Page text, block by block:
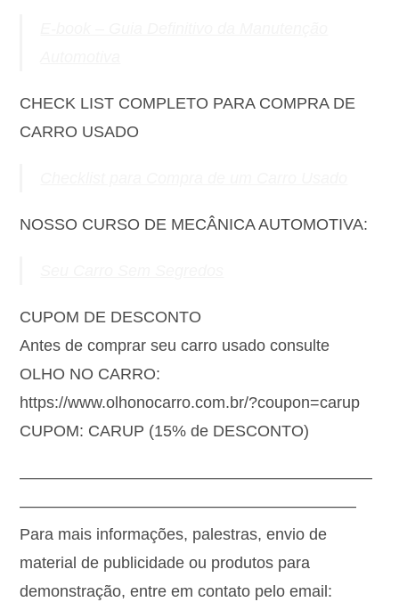
CHECK LIST COMPLETO PARA COMPRA DE
CARRO USADO
NOSSO CURSO DE MECÂNICA AUTOMOTIVA:
CUPOM DE DESCONTO
Antes de comprar seu carro usado consulte
OLHO NO CARRO:
https://www.olhonocarro.com.br/?coupon=carup
CUPOM: CARUP (15% de DESCONTO)
——————————————————————
—————————————————————
Para mais informações, palestras, envio de
material de publicidade ou produtos para
demonstração, entre em contato pelo email: